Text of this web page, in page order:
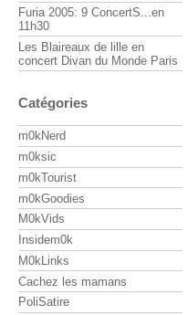
Furia 2005: 9 ConcertS...en
11h30
Les Blaireaux de lille en
concert Divan du Monde Paris
Catégories
m0kNerd
m0ksic
m0kTourist
m0kGoodies
M0kVids
Insidem0k
M0kLinks
Cachez les mamans
PoliSatire